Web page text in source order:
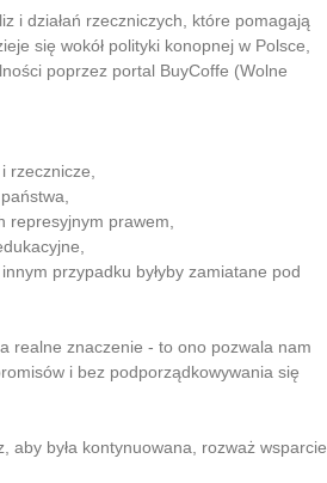
i działań rzeczniczych, które pomagają
się wokół polityki konopnej w Polsce,
poprzez portal BuyCoffe (Wolne
rzecznicze,
represyjnym prawem,
przypadku byłyby zamiatane pod
realne znaczenie - to ono pozwala nam
i bez podporządkowywania się
aby była kontynuowana, rozważ wsparcie